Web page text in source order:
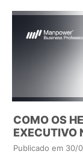
COMO OS
EXECUTIVO
Publicado em 30/